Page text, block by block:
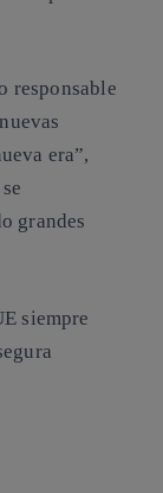
responsable
era”,
grandes
siempre